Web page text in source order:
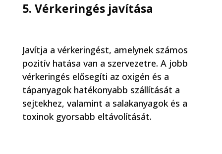
5. Vérkeringés javítása
Javítja a vérkeringést, amelynek számos
pozitív hatása van a szervezetre. A jobb
vérkeringés elősegíti az oxigén és a
tápanyagok hatékonyabb szállítását a
sejtekhez, valamint a salakanyagok és a
toxinok gyorsabb eltávolítását.